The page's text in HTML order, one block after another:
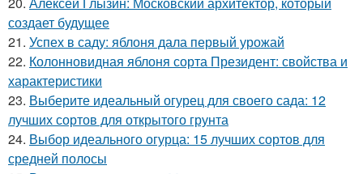
создает будущее
21. Успех в саду: яблоня дала первый урожай
22. Колонновидная яблоня сорта Президент: свойства и
характеристики
23. Выберите идеальный огурец для своего сада: 12
лучших сортов для открытого грунта
24. Выбор идеального огурца: 15 лучших сортов для
средней полосы